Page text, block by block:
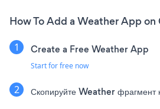
How To Add a Weather App on
Create a Free Weather App
Start for free now
Скопируйте Weather фрагмент